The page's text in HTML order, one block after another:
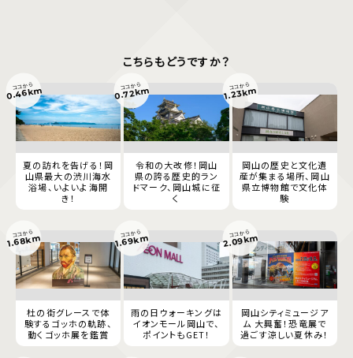
こちらもどうですか？
夏の訪れを告げる！岡
山県最大の渋川海水
浴場、いよいよ海開
き！
ココから
0.46km
令和の大改修！岡山
県の誇る歴史的ラン
ドマーク、岡山城に征
く
ココから
0.72km
岡山の歴史と文化遺
産が集まる場所、岡山
県立博物館で文化体
験
ココから
1.23km
杜の街グレースで体
験するゴッホの軌跡、
動くゴッホ展を鑑賞
ココから
1.68km
雨の日ウォーキングは
イオンモール岡山で、
ポイントもGET！
ココから
1.69km
岡山シティミュージア
ム 大興奮！恐竜展で
過ごす涼しい夏休み！
ココから
2.09km